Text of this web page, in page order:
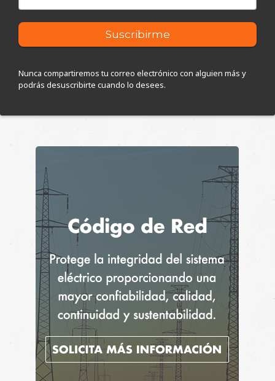
Nunca compartiremos tu correo electrónico con alguien más y
podrás desuscribirte cuando lo desees.